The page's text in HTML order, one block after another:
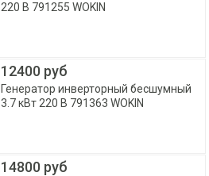
220 В 791255 WOKIN
12400 руб
Генератор инверторный бесшумный
3.7 кВт 220 В 791363 WOKIN
14800 руб